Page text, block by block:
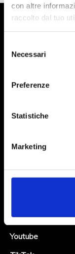
con altre
raccolto dal tuo
delNecessari
Preferenze
Statistiche
Marketing
Facebook
Linkedin
Youtube